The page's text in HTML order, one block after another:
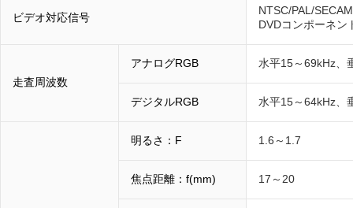
ビデオ対応信号
NTSC/PAL/
DVDコンポーネン
走査周波数
アナログRGB 水平15～69kHz、
デジタルRGB 水平15～64kHz、
明るさ：F 1.6～1.7
焦点距離：f(mm) 17～20